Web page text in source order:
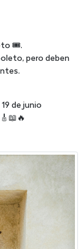
🎟️.
pero deben
de junio